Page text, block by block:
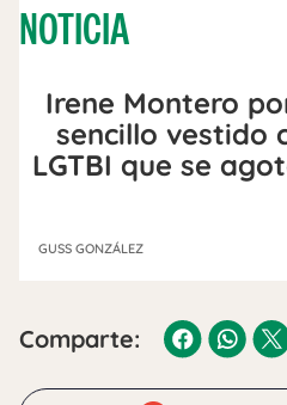
NOTICIA
Irene Montero
sencillo vestido
LGTBI que se
GUSS GONZÁLEZ
Comparte: